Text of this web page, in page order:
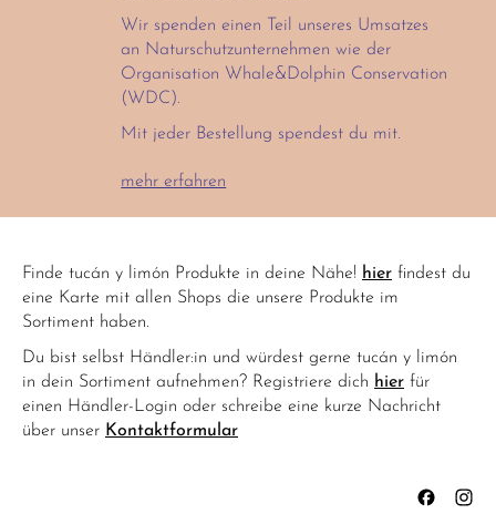
Wir spenden einen Teil unseres Umsatzes
an Naturschutzunternehmen wie der
Organisation Whale&Dolphin Conservation
(WDC).
Mit jeder Bestellung spendest du mit.
mehr erfahren
Finde tucán y limón Produkte in deine Nähe! hier findest du
eine Karte mit allen Shops die unsere Produkte im
Sortiment haben.
Du bist selbst Händler:in und würdest gerne tucán y limón
in dein Sortiment aufnehmen? Registriere dich hier für
einen Händler-Login oder schreibe eine kurze Nachricht
über unser Kontaktformular